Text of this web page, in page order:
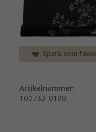
Spara som
Artikelnummer:
100783-0190